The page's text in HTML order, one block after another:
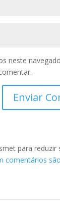
neste
para reduzir
comentários